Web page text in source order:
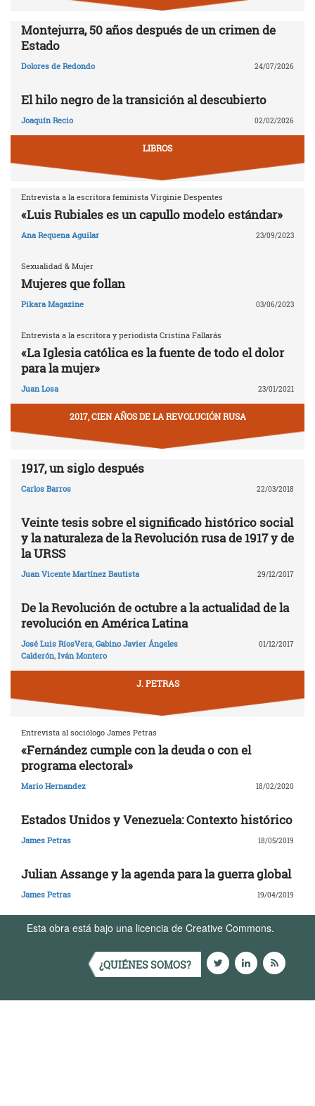
Montejurra, 50 años después de un crimen de
Estado
Dolores de Redondo 24/07/2026
El hilo negro de la transición al descubierto
Joaquín Recio 02/02/2026
LIBROS
Entrevista a la escritora feminista Virginie Despentes
«Luis Rubiales es un capullo modelo estándar»
Ana Requena Aguilar 23/09/2023
Sexualidad & Mujer
Mujeres que follan
Pikara Magazine 03/06/2023
Entrevista a la escritora y periodista Cristina Fallarás
«La Iglesia católica es la fuente de todo el dolor
para la mujer»
Juan Losa 23/01/2021
2017, CIEN AÑOS DE LA REVOLUCIÓN RUSA
1917, un siglo después
Carlos Barros 22/03/2018
Veinte tesis sobre el significado histórico social
y la naturaleza de la Revolución rusa de 1917 y de
la URSS
Juan Vicente Martínez Bautista 29/12/2017
De la Revolución de octubre a la actualidad de la
revolución en América Latina
José Luis RíosVera, Gabino Javier Ángeles
Calderón, Iván Montero
01/12/2017
J. PETRAS
Entrevista al sociólogo James Petras
«Fernández cumple con la deuda o con el
programa electoral»
Mario Hernandez 18/02/2020
Estados Unidos y Venezuela: Contexto histórico
James Petras 18/05/2019
Julian Assange y la agenda para la guerra global
James Petras 19/04/2019
Esta obra está bajo una licencia de Creative Commons.
¿QUIÉNES SOMOS?